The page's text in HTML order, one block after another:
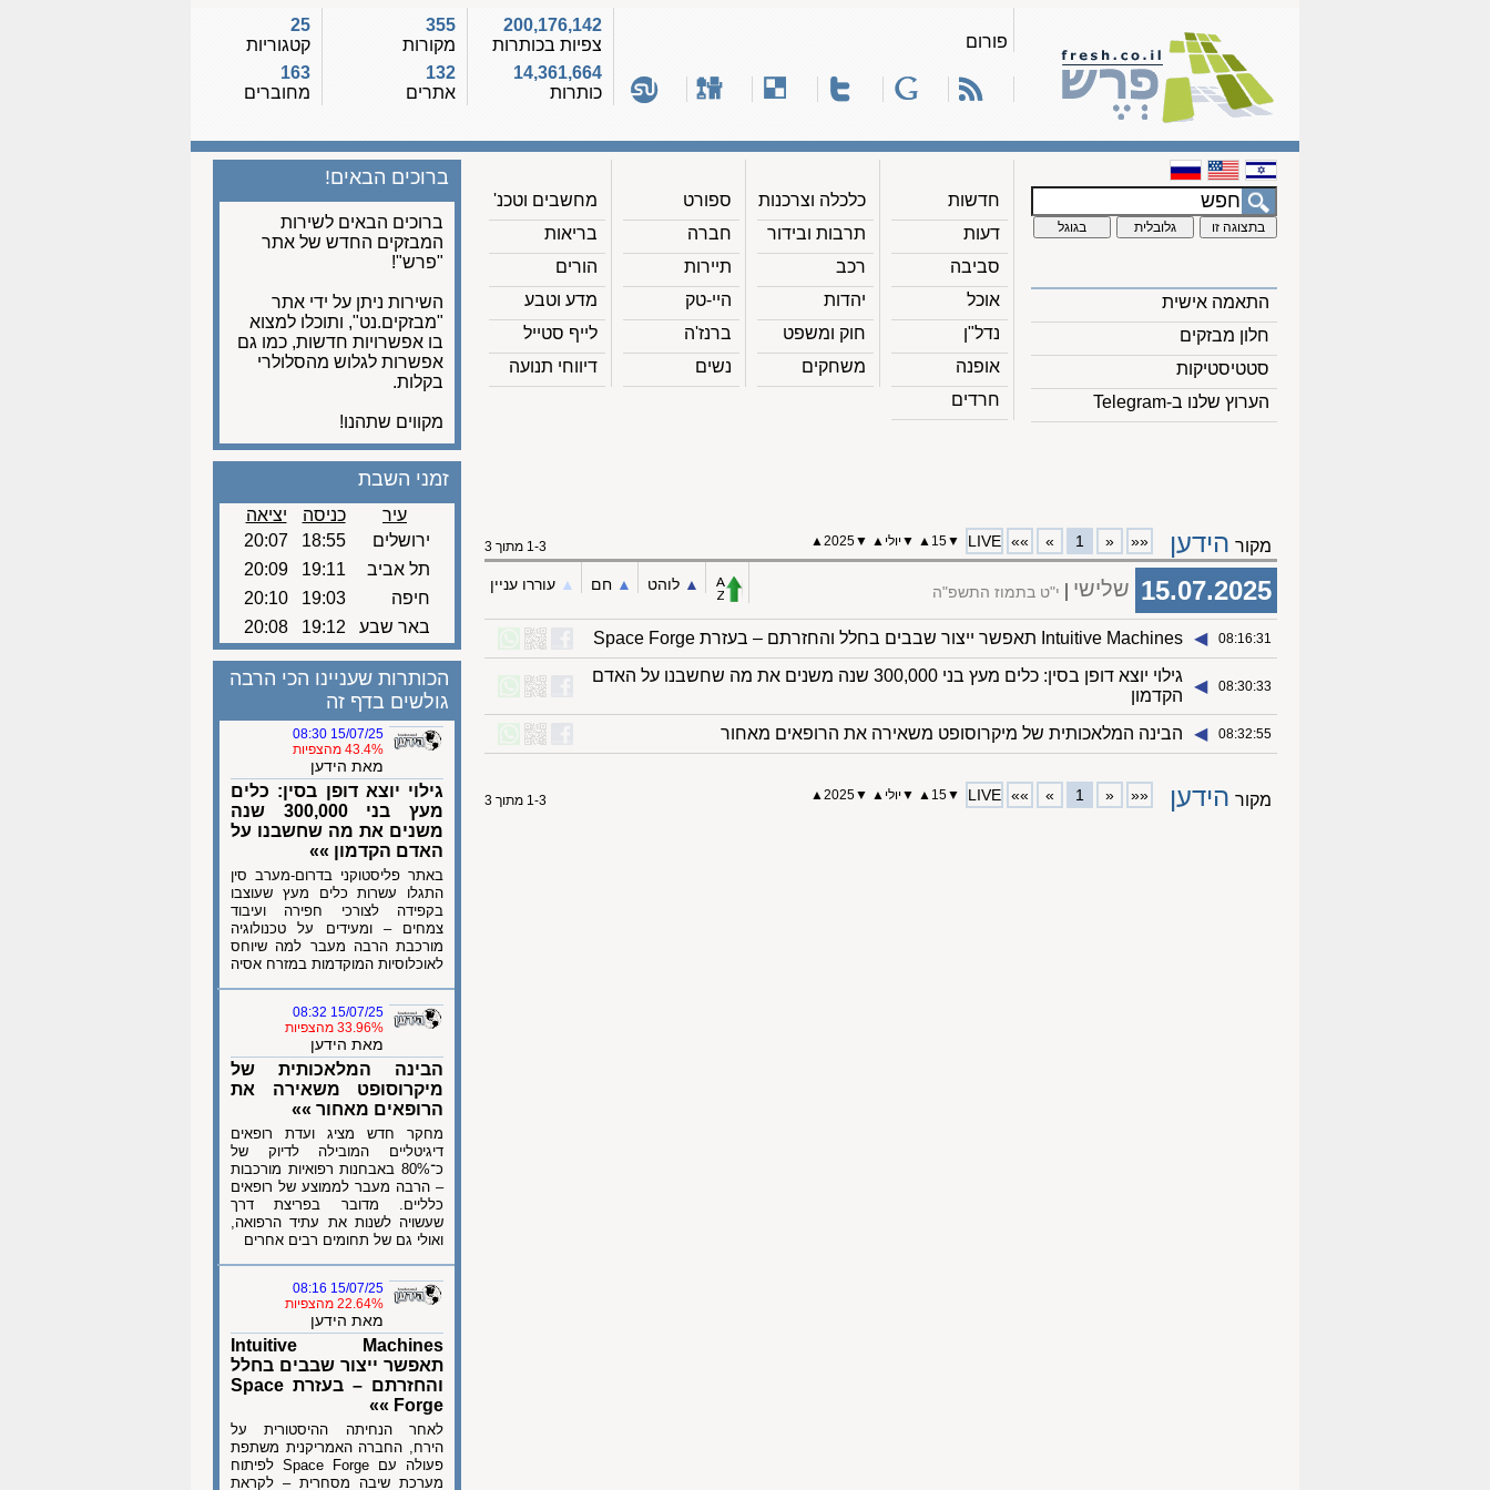
פורום
200,176,142
צפיות בכותרות
14,361,664
כותרות
355
מקורות
132
אתרים
25
קטגוריות
163
מחוברים
התאמה אישית
חלון מבזקים
סטטיסטיקות
הערוץ שלנו ב-Telegram
חדשות
דעות
סביבה
אוכל
נדל"ן
אופנה
חרדים
כלכלה וצרכנות
תרבות ובידור
רכב
יהדות
חוק ומשפט
משחקים
ספורט
חברה
תיירות
היי-טק
ברנז'ה
נשים
מחשבים וטכנ'
בריאות
הורים
מדע וטבע
לייף סטייל
דיווחי תנועה
ברוכים הבאים!
ברוכים הבאים לשירות
המבזקים החדש של אתר
"פרש"!
השירות ניתן על ידי אתר
"מבזקים.נט", ותוכלו למצוא
בו אפשרויות חדשות, כמו גם
אפשרות לגלוש מהסלולרי
בקלות.
מקווים שתהנו!
מקור הידען ««
«
1
»
»»
LIVE
▼
15
▲
▼יולי ▲
▼
2025
▲ 1-3 מתוך 3
15.07.2025 שלישי י"ט בתמוז התשפ"ה ▲︎ לוהט ▲︎ חם ▲︎ עוררו עניין
08:16:31
◀︎ Intuitive Machines תאפשר ייצור שבבים בחלל והחזרתם – בעזרת Space Forge
08:30:33
◀︎
גילוי יוצא דופן בסין: כלים מעץ בני 300,000 שנה משנים את מה שחשבנו על האדם
הקדמון
08:32:55
◀︎ הבינה המלאכותית של מיקרוסופט משאירה את הרופאים מאחור
מקור הידען ««
«
1
»
»»
LIVE
▼
15
▲
▼יולי ▲
▼
2025
▲ 1-3 מתוך 3
זמני השבת
עיר כניסה
יציאה
ירושלים
18:55
20:07
תל אביב
19:11
20:09
חיפה
19:03
20:10
באר שבע
19:12
20:08
הכותרות שעניינו הכי הרבה
גולשים בדף זה
15/07/25 08:30
43.4% מהצפיות
מאת הידען
גילוי יוצא דופן בסין: כלים
מעץ בני 300,000 שנה
משנים את מה שחשבנו על
האדם הקדמון »»
באתר פליסטוקני בדרום-מערב סין
התגלו עשרות כלים מעץ שעוצבו
בקפידה לצורכי חפירה ועיבוד
צמחים – ומעידים על טכנולוגיה
מורכבת הרבה מעבר למה שיוחס
לאוכלוסיות המוקדמות במזרח אסיה
15/07/25 08:32
33.96% מהצפיות
מאת הידען
הבינה המלאכותית של
מיקרוסופט משאירה את
הרופאים מאחור »»
מחקר חדש מציג ועדת רופאים
דיגיטליים המובילה לדיוק של
כ־80% באבחנות רפואיות מורכבות
– הרבה מעבר לממוצע של רופאים
כלליים. מדובר בפריצת דרך
שעשויה לשנות את עתיד הרפואה,
ואולי גם של תחומים רבים אחרים
15/07/25 08:16
22.64% מהצפיות
מאת הידען
Intuitive Machines
תאפשר ייצור שבבים בחלל
והחזרתם – בעזרת Space
Forge »»
לאחר הנחיתה ההיסטורית על
הירח, החברה האמריקנית משתפת
פעולה עם Space Forge לפיתוח
מערכת שיבה מסחרית – לקראת